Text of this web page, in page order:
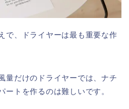
で、ドライヤーは最も重要な作
量だけのドライヤーでは、ナチ
ートを作るのは難しいです。